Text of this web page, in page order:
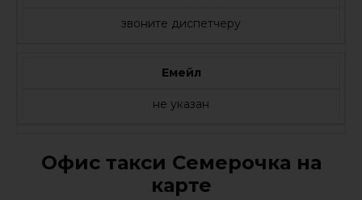
звоните диспетчеру
Емейл
не указан
Офис такси Семерочка на
карте